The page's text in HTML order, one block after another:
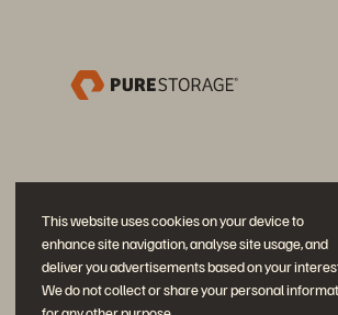
This website uses cookies on your device to
enhance site navigation, analyse site usage, and
deliver you advertisements based on your
We do not collect or share your personal